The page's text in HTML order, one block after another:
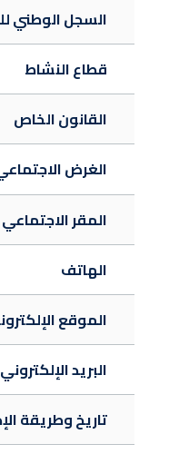
السجل الوطني
قطاع النشاط
القانون الخاص
الغرض
المقر الاجتماعي
الهاتف
الموقع
البريد الإلكتروني
تاريخ وطريقة